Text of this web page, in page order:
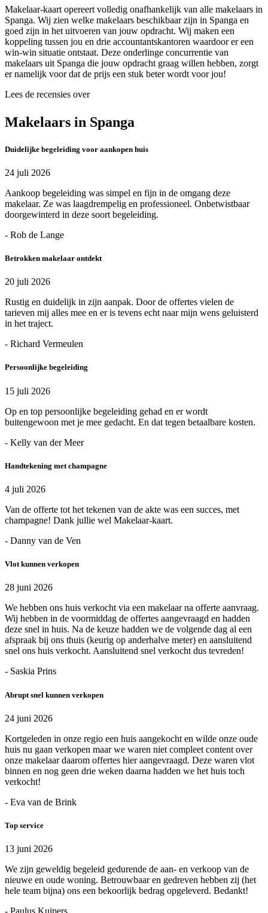
Makelaar-kaart opereert volledig onafhankelijk van alle makelaars in
Spanga. Wij zien welke makelaars beschikbaar zijn in Spanga en
goed zijn in het uitvoeren van jouw opdracht. Wij maken een
koppeling tussen jou en drie accountantskantoren waardoor er een
win-win situatie ontstaat. Deze onderlinge concurrentie van
makelaars uit Spanga die jouw opdracht graag willen hebben, zorgt
er namelijk voor dat de prijs een stuk beter wordt voor jou!
Lees de recensies over
Makelaars in Spanga
Duidelijke begeleiding voor aankopen huis
24 juli 2026
Aankoop begeleiding was simpel en fijn in de omgang deze
makelaar. Ze was laagdrempelig en professioneel. Onbetwistbaar
doorgewinterd in deze soort begeleiding.
- Rob de Lange
Betrokken makelaar ontdekt
20 juli 2026
Rustig en duidelijk in zijn aanpak. Door de offertes vielen de
tarieven mij alles mee en er is tevens echt naar mijn wens geluisterd
in het traject.
- Richard Vermeulen
Persoonlijke begeleiding
15 juli 2026
Op en top persoonlijke begeleiding gehad en er wordt
buitengewoon met je mee gedacht. En dat tegen betaalbare kosten.
- Kelly van der Meer
Handtekening met champagne
4 juli 2026
Van de offerte tot het tekenen van de akte was een succes, met
champagne! Dank jullie wel Makelaar-kaart.
- Danny van de Ven
Vlot kunnen verkopen
28 juni 2026
We hebben ons huis verkocht via een makelaar na offerte aanvraag.
Wij hebben in de voormiddag de offertes aangevraagd en hadden
deze snel in huis. Na de keuze hadden we de volgende dag al een
afspraak bij ons thuis (keurig op anderhalve meter) en aansluitend
snel ons huis verkocht. Aansluitend snel verkocht dus tevreden!
- Saskia Prins
Abrupt snel kunnen verkopen
24 juni 2026
Kortgeleden in onze regio een huis aangekocht en wilde onze oude
huis nu gaan verkopen maar we waren niet compleet content over
onze makelaar daarom offertes hier aangevraagd. Deze waren vlot
binnen en nog geen drie weken daarna hadden we het huis toch
verkocht!
- Eva van de Brink
Top service
13 juni 2026
We zijn geweldig begeleid gedurende de aan- en verkoop van de
nieuwe en oude woning. Betrouwbaar en gedreven hebben zij (het
hele team bijna) ons een bekoorlijk bedrag opgeleverd. Bedankt!
- Paulus Kuipers